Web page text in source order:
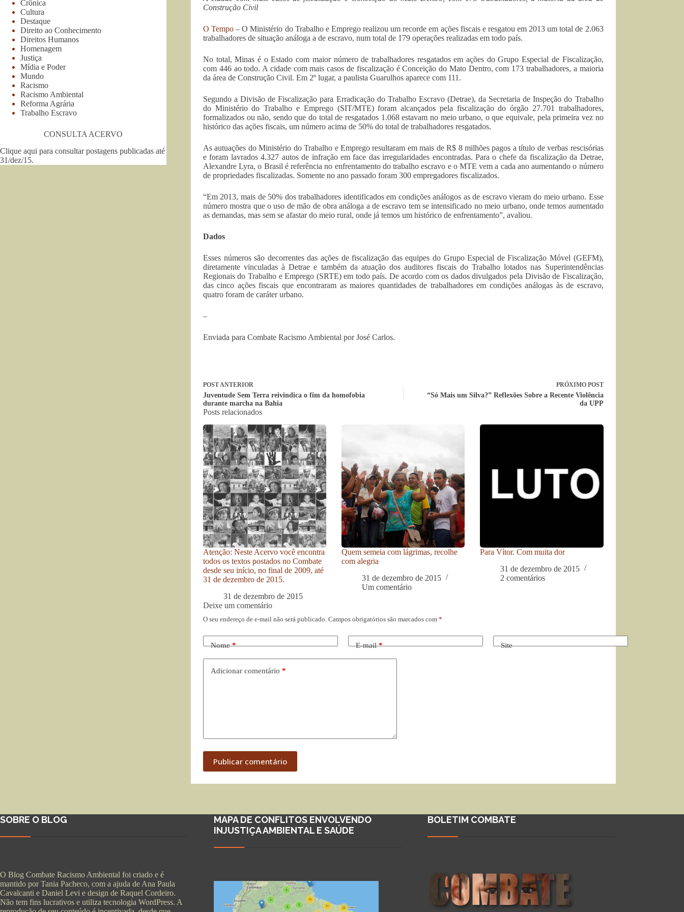
Construção Civil
O Tempo – O Ministério do Trabalho e Emprego realizou um recorde em ações fiscais e resgatou em 2013 um total de 2.063
trabalhadores de situação análoga a de escravo, num total de 179 operações realizadas em todo país.
No total, Minas é o Estado com maior número de trabalhadores resgatados em ações do Grupo Especial de Fiscalização,
com 446 ao todo. A cidade com mais casos de fiscalização é Conceição do Mato Dentro, com 173 trabalhadores, a maioria
da área de Construção Civil. Em 2º lugar, a paulista Guarulhos aparece com 111.
Segundo a Divisão de Fiscalização para Erradicação do Trabalho Escravo (Detrae), da Secretaria de Inspeção do Trabalho
do Ministério do Trabalho e Emprego (SIT/MTE) foram alcançados pela fiscalização do órgão 27.701 trabalhadores,
formalizados ou não, sendo que do total de resgatados 1.068 estavam no meio urbano, o que equivale, pela primeira vez no
histórico das ações fiscais, um número acima de 50% do total de trabalhadores resgatados.
As autuações do Ministério do Trabalho e Emprego resultaram em mais de R$ 8 milhões pagos a título de verbas rescisórias
e foram lavrados 4.327 autos de infração em face das irregularidades encontradas. Para o chefe da fiscalização da Detrae,
Alexandre Lyra, o Brasil é referência no enfrentamento do trabalho escravo e o MTE vem a cada ano aumentando o número
de propriedades fiscalizadas. Somente no ano passado foram 300 empregadores fiscalizados.
“Em 2013, mais de 50% dos trabalhadores identificados em condições análogos as de escravo vieram do meio urbano. Esse
número mostra que o uso de mão de obra análoga a de escravo tem se intensificado no meio urbano, onde temos aumentado
as demandas, mas sem se afastar do meio rural, onde já temos um histórico de enfrentamento”, avaliou.
Dados
Esses números são decorrentes das ações de fiscalização das equipes do Grupo Especial de Fiscalização Móvel (GEFM),
diretamente vinculadas à Detrae e também da atuação dos auditores fiscais do Trabalho lotados nas Superintendências
Regionais do Trabalho e Emprego (SRTE) em todo país. De acordo com os dados divulgados pela Divisão de Fiscalização,
das cinco ações fiscais que encontraram as maiores quantidades de trabalhadores em condições análogas às de escravo,
quatro foram de caráter urbano.
–
Enviada para Combate Racismo Ambiental por José Carlos.
POSTANTERIOR
Juventude Sem Terra reivindica o fim da homofobia
durante marcha na Bahia
PRÓXIMO POST
“Só Mais um Silva?” Reflexões Sobre a Recente Violência
da UPP
Posts relacionados
Atenção: Neste Acervo você encontra
todos os textos postados no Combate
desde seu início, no final de 2009, até
31 de dezembro de 2015.
31 de dezembro de 2015
Quem semeia com lágrimas, recolhe
com alegria
31 de dezembro de 2015
Um comentário
Para Vítor. Com muita dor
31 de dezembro de 2015
2 comentários
Deixe um comentário
O seu endereço de e-mail não será publicado. Campos obrigatórios são marcados com *
Nome* E-mail* Site
Adicionar comentário *
Publicar comentário
Crônica
Cultura
Destaque
Direito ao Conhecimento
Direitos Humanos
Homenagem
Justiça
Mídia e Poder
Mundo
Racismo
Racismo Ambiental
Reforma Agrária
Trabalho Escravo
CONSULTA ACERVO
Clique aqui para consultar postagens publicadas até
31/dez/15.
SOBRE O BLOG
O Blog Combate Racismo Ambiental foi criado e é
mantido por Tania Pacheco, com a ajuda de Ana Paula
Cavalcanti e Daniel Levi e design de Raquel Cordeiro.
Não tem fins lucrativos e utiliza tecnologia WordPress. A
MAPA DE CONFLITOS ENVOLVENDO
INJUSTIÇA AMBIENTAL E SAÚDE
BOLETIM COMBATE